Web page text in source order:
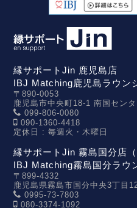
縁サポートJin 鹿児島店
IBJ Matching鹿児島ラウン
〒890-0053
鹿児島市中央町18-1 南国セン
099-806-0080
090-1360-4418
定休日 : 毎週火・木曜日
縁サポートJin 霧島国分店（
IBJ Matching霧島国分ラウ
〒899-4332
鹿児島県霧島市国分中央3丁目
0995-73-7803
080-3374-1092